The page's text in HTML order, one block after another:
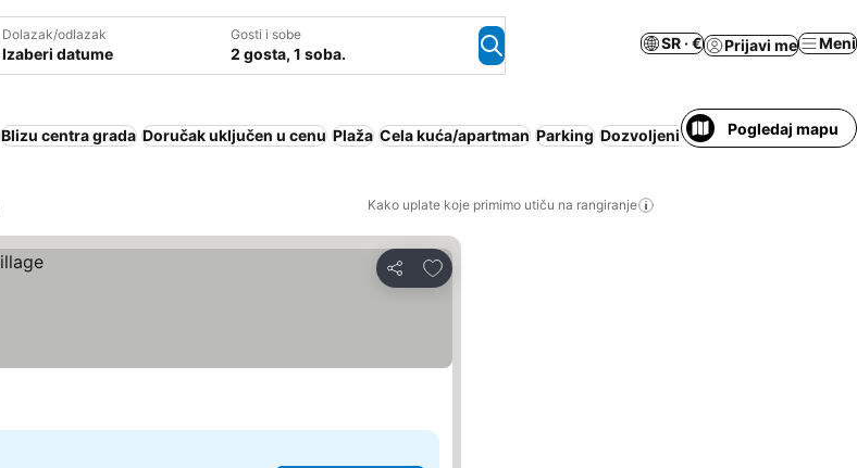
Dolazak/odlazak
Izaberi datume
Gosti i sobe
2 gosta, 1 soba.
SR · € Prijavi me Meni
Blizu centra grada Doručak uključen u cenu Plaža Cela kuća/apartman Parking Dozvoljeni kućni ljubimci
Pogledaj mapu
Kako uplate koje primimo utiču na rangiranje
Deli
Dodati u favorite